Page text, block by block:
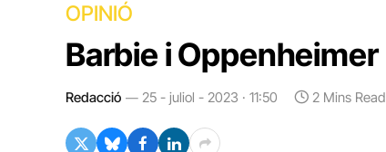
OPINIÓ
Barbie i Oppenheimer
Redacció 25 - juliol - 2023 · 11:50 2 Mins Read